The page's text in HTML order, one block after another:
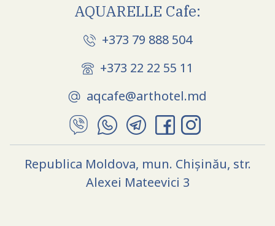
AQUARELLE Cafe:
+373 79 888 504
+373 22 22 55 11
aqcafe@arthotel.md
Republica Moldova, mun. Chișinău, str.
Alexei Mateevici 3